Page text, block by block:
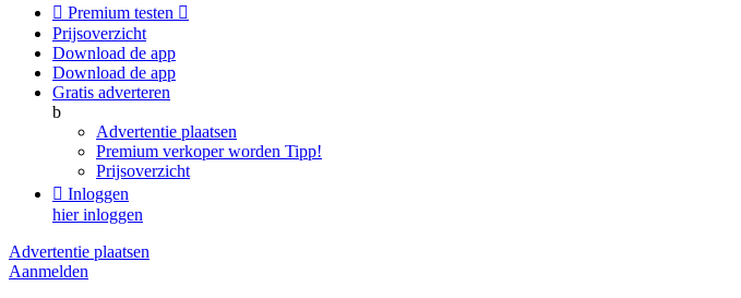
 Premium testen 
Prijsoverzicht
Download de app
Download de app
Gratis adverteren
b
Advertentie plaatsen
Premium verkoper worden Tipp!
Prijsoverzicht
 Inloggen
hier inloggen
Advertentie plaatsen
Aanmelden